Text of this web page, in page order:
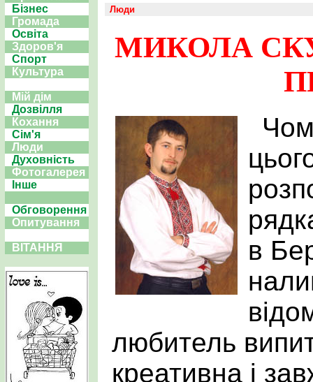
Бізнес
Громада
Освіта
Здоров'я
Спорт
Культура
Мій дім
Дозвілля
Кохання
Сім'я
Люди
Духовність
Фотогалерея
Інше
Обговорення
Опитування
ВІТАННЯ
Люди
МИКОЛА
в
любитель
креативна і